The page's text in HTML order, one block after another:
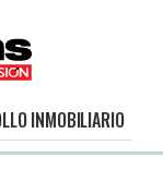
INMOBILIARIO